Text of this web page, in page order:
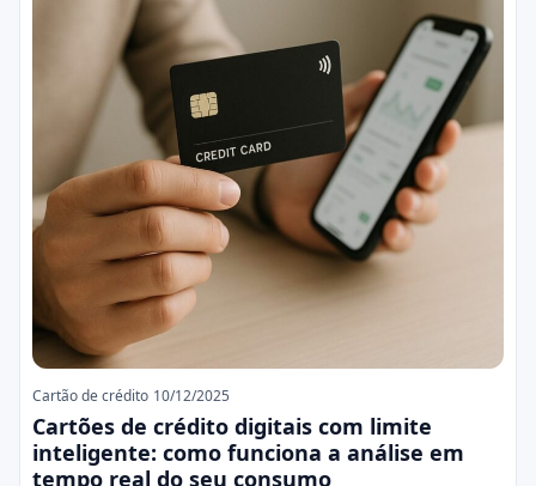
Cartão de crédito 10/12/2025
Cartões de crédito digitais com limite
inteligente: como funciona a análise em
tempo real do seu consumo